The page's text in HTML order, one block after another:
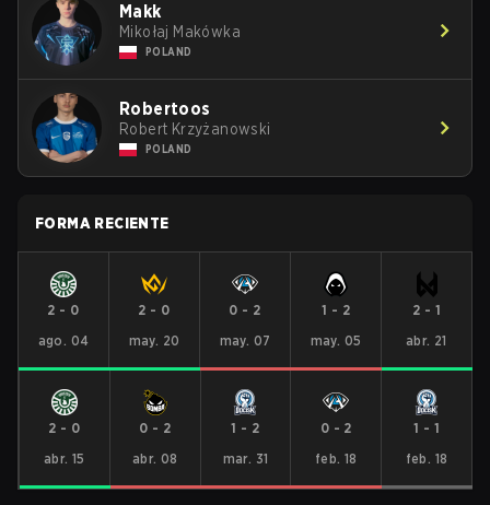
Makk
Mikołaj Makówka
POLAND
Robertoos
Robert Krzyżanowski
POLAND
FORMA RECIENTE
2 - 0
ago. 04
2 - 0
may. 20
0 - 2
may. 07
1 - 2
may. 05
2 - 1
abr. 21
2 - 0
abr. 15
0 - 2
abr. 08
1 - 2
mar. 31
0 - 2
feb. 18
1 - 1
feb. 18